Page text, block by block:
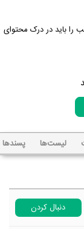
را باید در درک محتوای
لیست‌ها پسند‌ها
دنبال کردن